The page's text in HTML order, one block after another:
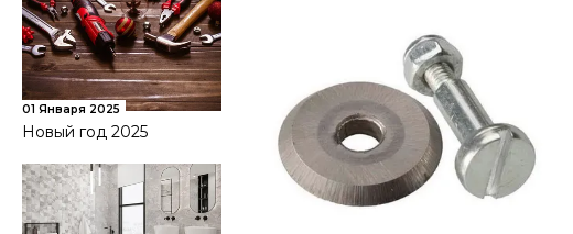
01 Января 2025
Новый год 2025